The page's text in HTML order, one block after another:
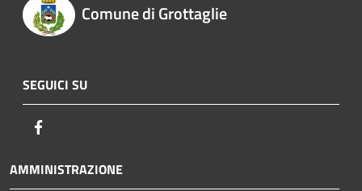
Comune di Grottaglie
SEGUICI SU
AMMINISTRAZIONE